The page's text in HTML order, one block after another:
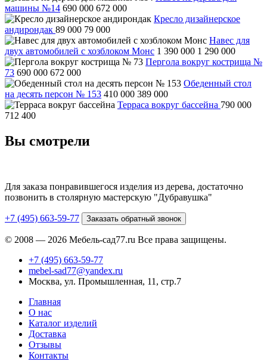
машины №14 690 000 672 000
Кресло дизайнерское
андирондак 89 000 79 000
Навес для
двух автомобилей с хозблоком Монс 1 390 000 1 290 000
Пергола вокруг кострища №
73 690 000 672 000
Обеденный стол
на десять персон № 153 410 000 389 000
Терраса вокруг бассейна 790 000
712 400
Вы смотрели
Для заказа понравившегося изделия из дерева, достаточно
позвонить в столярную мастерскую "Дубравушка"
+7 (495) 663-59-77 Заказать обратный звонок
© 2008 — 2026 Мебель-сад77.ru Все права защищены.
+7 (495) 663-59-77
mebel-sad77@yandex.ru
Москва, ул. Промышленная, 11, стр.7
Главная
О нас
Каталог изделий
Доставка
Отзывы
Контакты